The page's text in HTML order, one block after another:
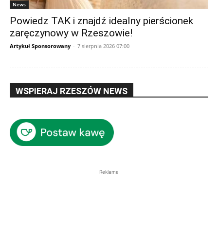
News
Powiedz TAK i znajdź idealny pierścionek
zaręczynowy w Rzeszowie!
Artykuł Sponsorowany - 7 sierpnia 2026 07:00
WSPIERAJ RZESZÓW NEWS
Reklama